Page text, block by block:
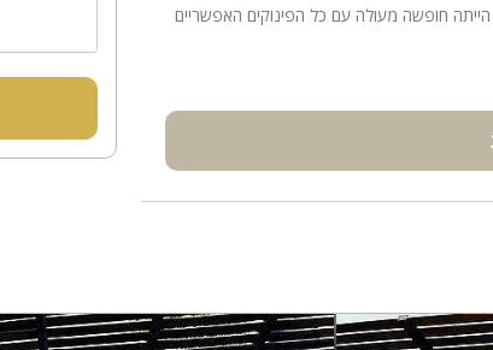
חופשה מעולה עם כל הפינוקים האפשריים